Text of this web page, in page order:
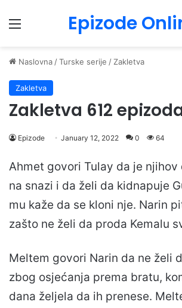
Menu Epizode
Naslovna /Turske serije / Zakletva
Zakletva
Zakletva 612
Epizode January 12, 2022 0 64
Ahmet govori Tulay da je njihov
na snazi i da želi da kidnapuje
mu kaže da se kloni nje. Narin
zašto ne želi da proda Kemalu
Meltem govori Narin da ne želi
zbog osjećanja prema bratu,
dana željela da ih prenese.